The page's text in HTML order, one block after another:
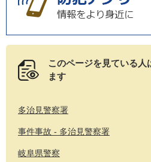
このページを見ている人
ます
多治見警察署
事件事故 - 多治見警察署
岐阜県警察